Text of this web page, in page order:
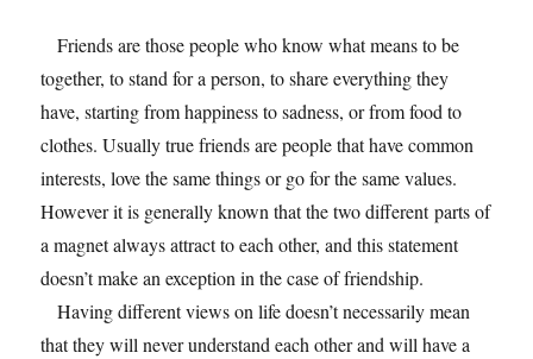
Friends are those people who know what means to be
together, to stand for a person, to share everything they
have, starting from happiness to sadness, or from food to
clothes. Usually true friends are people that have common
interests, love the same things or go for the same values.
However it is generally known that the two different parts of
a magnet always attract to each other, and this statement
doesn’t make an exception in the case of friendship.
Having different views on life doesn’t necessarily mean
that they will never understand each other and will have a